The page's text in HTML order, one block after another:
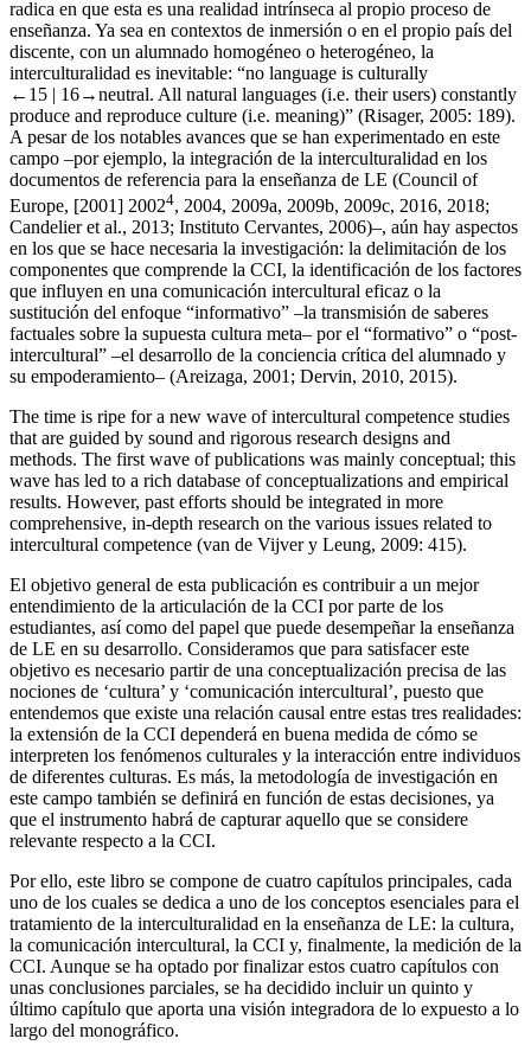
radica en que esta es una realidad intrínseca al propio proceso de
enseñanza. Ya sea en contextos de inmersión o en el propio país del
discente, con un alumnado homogéneo o heterogéneo, la
interculturalidad es inevitable: “no language is culturally
←15 | 16→neutral. All natural languages (i.e. their users) constantly
produce and reproduce culture (i.e. meaning)” (Risager, 2005: 189).
A pesar de los notables avances que se han experimentado en este
campo –por ejemplo, la integración de la interculturalidad en los
documentos de referencia para la enseñanza de LE (Council of
Europe, [2001] 20024, 2004, 2009a, 2009b, 2009c, 2016, 2018;
Candelieret al., 2013; Instituto Cervantes, 2006)–, aún hay aspectos
en los que se hace necesaria la investigación: la delimitación de los
componentes que comprende la CCI, la identificación de los factores
que influyen en una comunicación intercultural eficaz o la
sustitución del enfoque “informativo” –la transmisión de saberes
factuales sobre la supuesta cultura meta– por el “formativo” o “post-
intercultural” –el desarrollo de la conciencia crítica del alumnado y
su empoderamiento– (Areizaga, 2001 ; Dervin, 2010, 2015).
The time is ripe for a new wave of intercultural competence studies
that are guided by sound and rigorous research designs and
methods. The first wave of publications was mainly conceptual; this
wave has led to a rich database of conceptualizations and empirical
results. However, past efforts should be integrated in more
comprehensive, in-depth research on the various issues related to
intercultural competence (van de Vijver y Leung, 2009: 415).
El objetivo general de esta publicación es contribuir a un mejor
entendimiento de la articulación de la CCI por parte de los
estudiantes, así como del papel que puede desempeñar la enseñanza
de LE en su desarrollo. Consideramos que para satisfacer este
objetivo es necesario partir de una conceptualización precisa de las
nociones de ‘cultura’ y ‘comunicación intercultural’, puesto que
entendemos que existe una relación causal entre estas tres realidades:
la extensión de la CCI dependerá en buena medida de cómo se
interpreten los fenómenos culturales y la interacción entre individuos
de diferentes culturas. Es más, la metodología de investigación en
este campo también se definirá en función de estas decisiones, ya
que el instrumento habrá de capturar aquello que se considere
relevante respecto a la CCI.
Por ello, este libro se compone de cuatro capítulos principales, cada
uno de los cuales se dedica a uno de los conceptos esenciales para el
tratamiento de la interculturalidad en la enseñanza de LE: la cultura,
la comunicación intercultural, la CCI y, finalmente, la medición de la
CCI. Aunque se ha optado por finalizar estos cuatro capítulos con
unas conclusiones parciales, se ha decidido incluir un quinto y
último capítulo que aporta una visión integradora de lo expuesto a lo
largo del monográfico.